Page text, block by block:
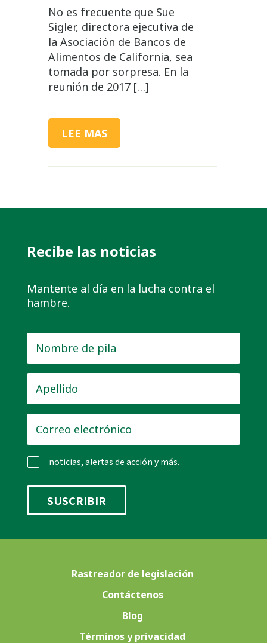
No es frecuente que Sue
Sigler, directora ejecutiva de
la Asociación de Bancos de
Alimentos de California, sea
tomada por sorpresa. En la
reunión de 2017 […]
LEE MAS
Recibe las noticias
Mantente al día en la lucha contra el
hambre.
de
pila *
electrónico *
noticias, alertas de acción y más.
Rastreador de legislación
Contáctenos
Blog
Términos y privacidad